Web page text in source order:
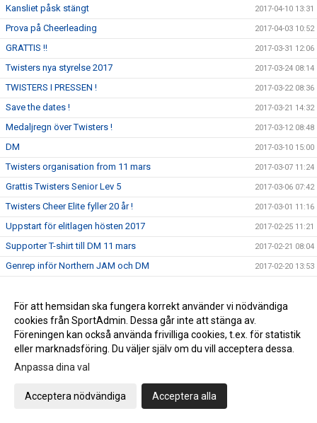
Kansliet påsk stängt 2017-04-10 13:31
Prova på Cheerleading 2017-04-03 10:52
GRATTIS !! 2017-03-31 12:06
Twisters nya styrelse 2017 2017-03-24 08:14
TWISTERS I PRESSEN ! 2017-03-22 08:36
Save the dates ! 2017-03-21 14:32
Medaljregn över Twisters ! 2017-03-12 08:48
DM 2017-03-10 15:00
Twisters organisation from 11 mars 2017-03-07 11:24
Grattis Twisters Senior Lev 5 2017-03-06 07:42
Twisters Cheer Elite fyller 20 år ! 2017-03-01 11:16
Uppstart för elitlagen hösten 2017 2017-02-25 11:21
Supporter T-shirt till DM 11 mars 2017-02-21 08:04
Genrep inför Northern JAM och DM 2017-02-20 13:53
Träningsstart Minior Träning 3 2017-02-05 21:54
Ledar och tränarkonferens 2017 2017-02-02 10:24
Twisterstävling 2017 2017-02-01 16:45
Ungdomslagen
Nytt minior träningslag
För att hemsidan ska fungera korrekt använder vi nödvändiga
cookies från SportAdmin. Dessa går inte att stänga av.
Föreningen kan också använda frivilliga cookies, t.ex. för statistik
eller marknadsföring. Du väljer själv om du vill acceptera dessa.
Anpassa dina val
Acceptera nödvändiga Acceptera alla